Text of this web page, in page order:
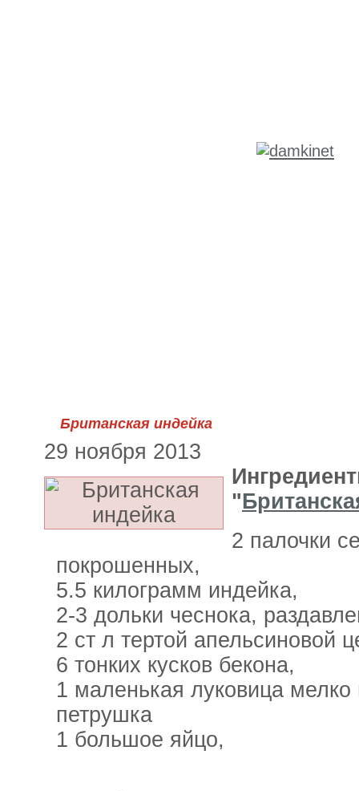
Британская индейка
29 ноября 2013
"
2 палочки
покрошенных,
5.5 килограмм индейка,
2-3 дольки чеснока,
2 ст л тертой апельсиновой
6 тонких кусков бекона,
1 маленькая луковица
петрушка
1 большое яйцо,